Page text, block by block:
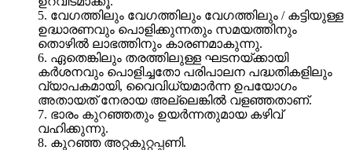
5. വേഗത്തിലും വേഗത്തിലും വേഗത്തിലും / കട്ടിയുള്ള
ഉദ്ധാരണവും പൊളിക്കുന്നതും സമയത്തിനും
തൊഴിൽ ലാഭത്തിനും കാരണമാകുന്നു.
6. ഏതെങ്കിലും തരത്തിലുള്ള ഘടനയ്ക്കായി
കർശനവും പൊളിച്ചതോ പരിപാലന പദ്ധതികളിലും
വ്യാപകമായി, വൈവിധ്യമാർന്ന ഉപയോഗം
അതായത് നേരായ അല്ലെങ്കിൽ വളഞ്ഞതാണ്.
7. ഭാരം കുറഞ്ഞതും ഉയർന്നതുമായ കഴിവ്
വഹിക്കുന്നു.
8. കുറഞ്ഞ അറ്റകുറ്റപ്പണി.